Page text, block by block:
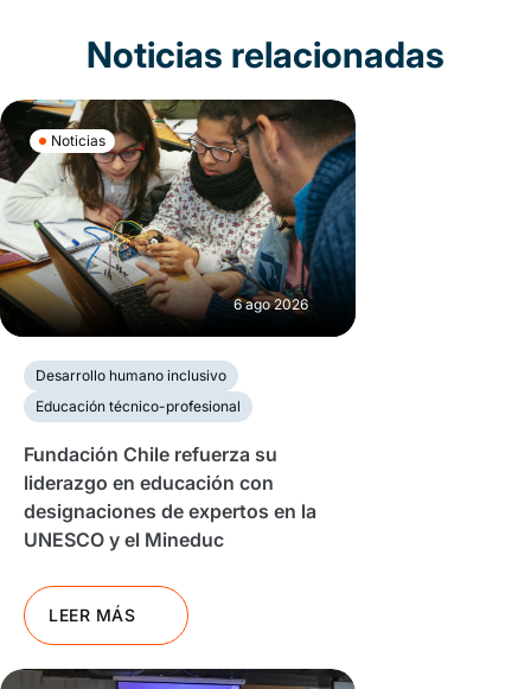
Noticias relacionadas
Noticias
6 ago 2026
Desarrollo humano inclusivo
Educación técnico-profesional
Fundación Chile refuerza su
liderazgo en educación con
designaciones de expertos en la
UNESCO y el Mineduc
LEER MÁS